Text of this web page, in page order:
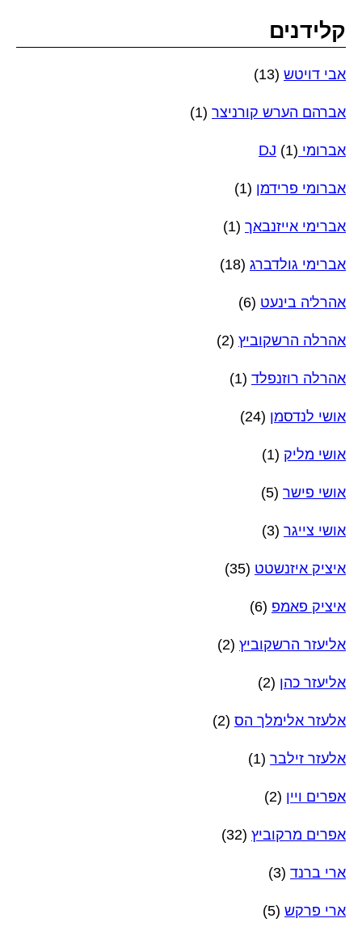
קלידנים
אבי דויטש (13)
אברהם הערש קורניצר (1)
אברומי DJ (1)
אברומי פרידמן (1)
אברימי אייזנבאך (1)
אברימי גולדברג (18)
אהרל'ה בינעט (6)
אהרלה הרשקוביץ (2)
אהרלה רוזנפלד (1)
אושי לנדסמן (24)
אושי מליק (1)
אושי פישר (5)
אושי צייגר (3)
איציק איזנשטט (35)
איציק פאמפ (6)
אליעזר הרשקוביץ (2)
אליעזר כהן (2)
אלעזר אלימלך הס (2)
אלעזר זילבר (1)
אפרים ויין (2)
אפרים מרקוביץ (32)
ארי ברנד (3)
ארי פרקש (5)